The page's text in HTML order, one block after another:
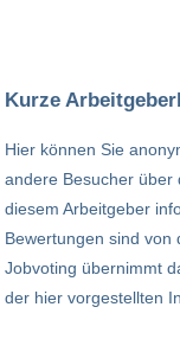
Kurze
Hier können Sie
andere Besucher über
diesem Arbeitgeber
Bewertungen sind von
Jobvoting übernimmt
der hier vorgestellten